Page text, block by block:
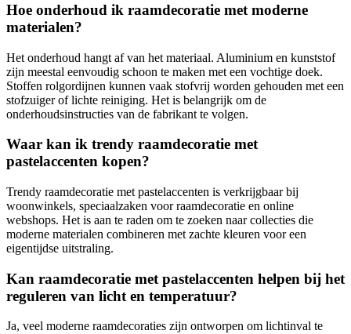
Hoe onderhoud ik raamdecoratie met moderne
materialen?
Het onderhoud hangt af van het materiaal. Aluminium en kunststof
zijn meestal eenvoudig schoon te maken met een vochtige doek.
Stoffen rolgordijnen kunnen vaak stofvrij worden gehouden met een
stofzuiger of lichte reiniging. Het is belangrijk om de
onderhoudsinstructies van de fabrikant te volgen.
Waar kan ik trendy raamdecoratie met
pastelaccenten kopen?
Trendy raamdecoratie met pastelaccenten is verkrijgbaar bij
woonwinkels, speciaalzaken voor raamdecoratie en online
webshops. Het is aan te raden om te zoeken naar collecties die
moderne materialen combineren met zachte kleuren voor een
eigentijdse uitstraling.
Kan raamdecoratie met pastelaccenten helpen bij het
reguleren van licht en temperatuur?
Ja, veel moderne raamdecoraties zijn ontworpen om lichtinval te